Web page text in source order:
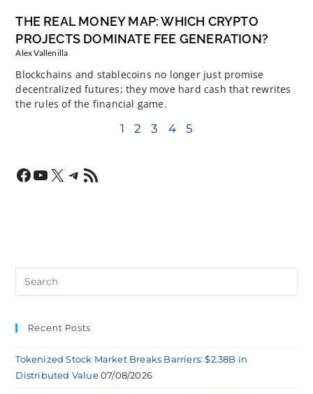
THE REAL MONEY MAP: WHICH CRYPTO
PROJECTS DOMINATE FEE GENERATION?
Alex Vallenilla
Blockchains and stablecoins no longer just promise
decentralized futures; they move hard cash that rewrites
the rules of the financial game.
1 2 3 4 5
Recent Posts
Tokenized Stock Market Breaks Barriers: $2.38B in
Distributed Value 07/08/2026